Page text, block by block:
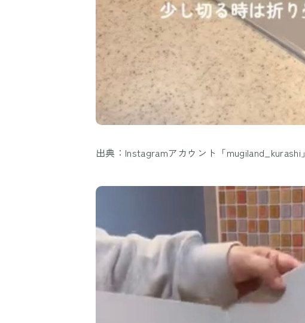
出典：Instagramアカウント「mugiland_kurashi」